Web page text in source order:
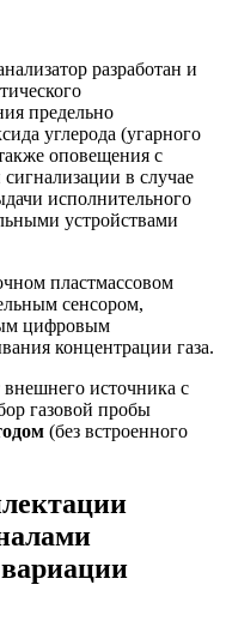
разработан и
предельно
углерода (угарного
оповещения с
в случае
исполнительного
устройствами
пластмассовом
сенсором,
цифровым
концентрации газа.
источника с
газовой пробы
(без встроенного